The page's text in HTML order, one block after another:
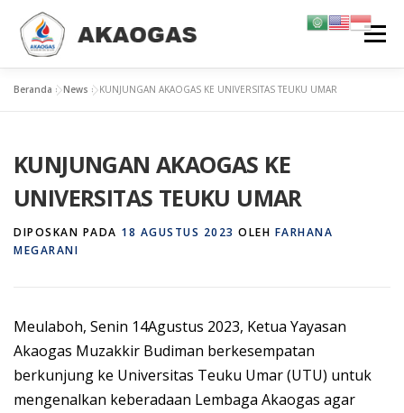
Lompat
konten
Menu
INFORMASI KONTAK KAMI GALERI
Beranda »News »KUNJUNGAN AKAOGAS KE UNIVERSITAS TEUKU UMAR
KUNJUNGAN AKAOGAS KE
UNIVERSITAS TEUKU UMAR
DIPOSKAN PADA 18 AGUSTUS 2023 OLEH FARHANA
MEGARANI
Meulaboh, Senin 14Agustus 2023, Ketua Yayasan
Akaogas Muzakkir Budiman berkesempatan
berkunjung ke Universitas Teuku Umar (UTU) untuk
mengenalkan keberadaan Lembaga Akaogas agar